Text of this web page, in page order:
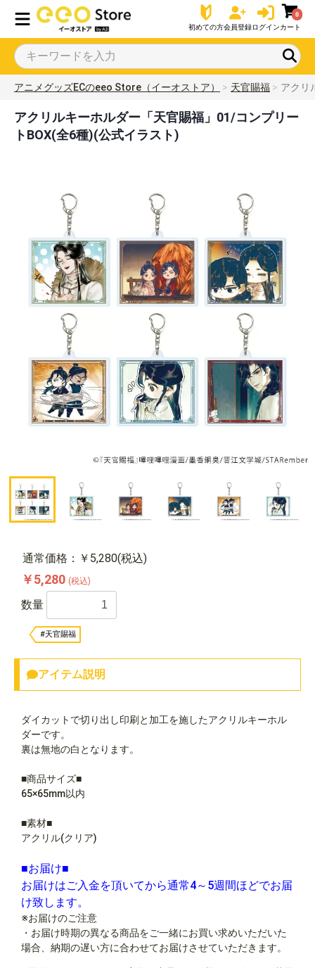
初めての方会員登録ログイン
0
カート
アニメグッズECのeeo Store（イーオストア） 天官賜福 アクリ
アクリルキーホルダー「天官賜福」01/コンプリー
トBOX(全6種)(公式イラスト)
通常価格：￥5,280(税込)
￥5,280 (税込)
数量
#天官賜福
アイテム説明
ダイカットで切り出し印刷と加工を施したアクリルキーホル
ダーです。
裏は無地の白となります。
■商品サイズ■
65×65mm以内
■素材■
アクリル(クリア)
■お届け■
お届けはご入金を頂いてから通常4～5週間ほどでお届
け致します。
※お届けのご注意
・お届け時期の異なる商品をご一緒にお買い求めいただいた
場合、納期の遅い方に合わせてお届けさせていただきます。